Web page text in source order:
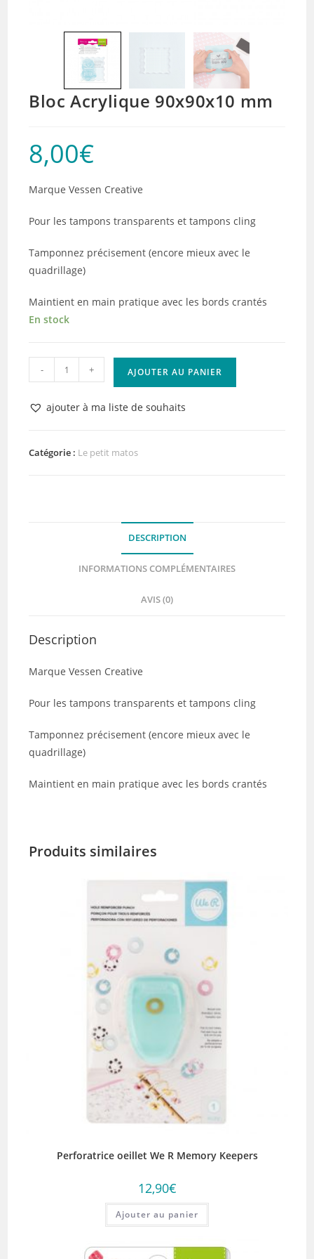
Bloc Acrylique 90x90x10 mm
8,00€
Marque Vessen Creative
Pour les tampons transparents et tampons cling
Tamponnez précisement (encore mieux avec le
quadrillage)
Maintient en main pratique avec les bords crantés
En stock
quantité
de
Bloc
Acrylique
mm
- + AJOUTER AU PANIER
ajouter à ma liste de souhaits
Catégorie : Le petit matos
DESCRIPTION
INFORMATIONS COMPLÉMENTAIRES
AVIS (0)
Description
Marque Vessen Creative
Pour les tampons transparents et tampons cling
Tamponnez précisement (encore mieux avec le
quadrillage)
Maintient en main pratique avec les bords crantés
Produits similaires
Perforatrice oeillet We R Memory Keepers
12,90€
Ajouter au panier